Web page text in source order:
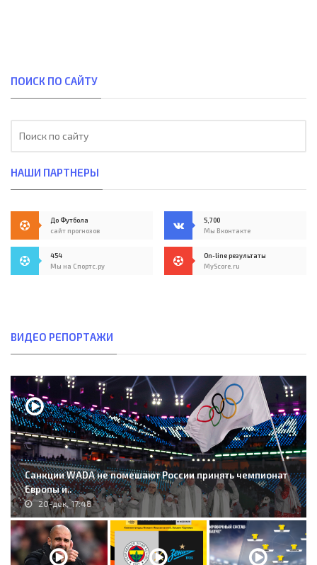
ПОИСК ПО САЙТУ
НАШИ ПАРТНЕРЫ
До Футбола
сайт прогнозов
5,700
Мы Вконтакте
454
Мы на Спортс.ру
On-line результаты
MyScore.ru
ВИДЕО РЕПОРТАЖИ
Санкции WADA не помешают России принять чемпионат
Европы и..
20-дек, 17:48